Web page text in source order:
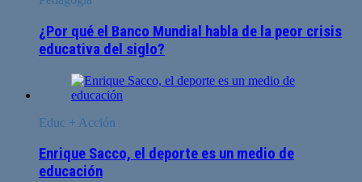
¿Por qué el Banco Mundial habla de la peor crisis
educativa del siglo?
Educ + Acción
Enrique Sacco, el deporte es un medio de
educación